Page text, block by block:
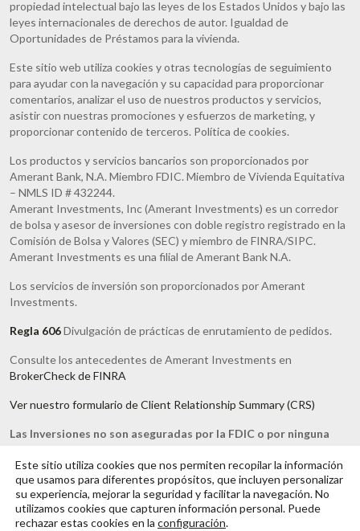
propiedad intelectual bajo las leyes de los Estados Unidos y bajo las
leyes internacionales de derechos de autor. Igualdad de
Oportunidades de Préstamos para la vivienda.
Este sitio web utiliza cookies y otras tecnologías de seguimiento
para ayudar con la navegación y su capacidad para proporcionar
comentarios, analizar el uso de nuestros productos y servicios,
asistir con nuestras promociones y esfuerzos de marketing, y
proporcionar contenido de terceros. Política de cookies.
Los productos y servicios bancarios son proporcionados por
Amerant Bank, N.A. Miembro FDIC. Miembro de Vivienda Equitativa
– NMLS ID # 432244.
Amerant Investments, Inc (Amerant Investments) es un corredor
de bolsa y asesor de inversiones con doble registro registrado en la
Comisión de Bolsa y Valores (SEC) y miembro de FINRA/SIPC.
Amerant Investments es una filial de Amerant Bank N.A.
Los servicios de inversión son proporcionados por Amerant
Investments.
Regla 606Divulgación de prácticas de enrutamiento de pedidos.
Consulte los antecedentes de Amerant Investments en
BrokerCheck de FINRA
Ver nuestro formulario de Client Relationship Summary (CRS)
Las Inversiones no son aseguradas por la FDIC o por ninguna
bancario | Pueden perder valor
Los servicios de Fideicomiso ofrecidos a través de Amerant Bank,
N.A. se limitan a la administración de fideicomiso.
Este sitio utiliza cookies que nos permiten recopilar la información
que usamos para diferentes propósitos, que incluyen personalizar
su experiencia, mejorar la seguridad y facilitar la navegación. No
utilizamos cookies que capturen información personal. Puede
rechazar estas cookies en la configuración.